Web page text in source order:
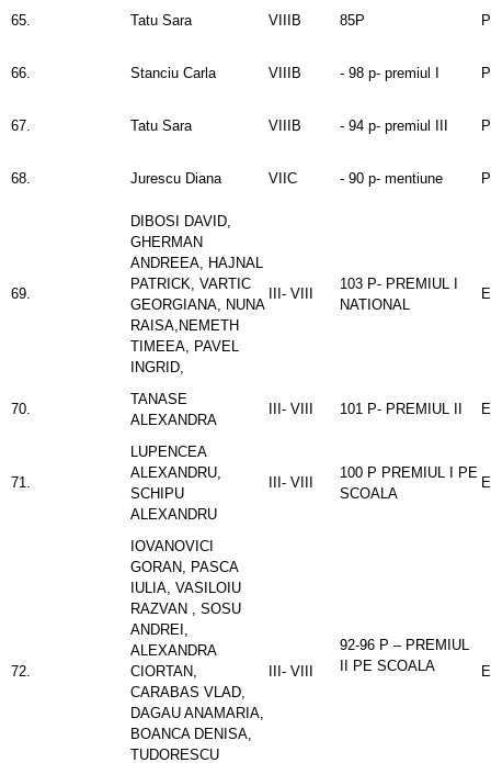
65. Tatu Sara VIIIB 85P
66. Stanciu Carla VIIIB - 98 p- premiul I
67. Tatu Sara VIIIB - 94 p- premiul III
68. Jurescu Diana VIIC - 90 p- mentiune
69.
DIBOSI DAVID,
GHERMAN
ANDREEA, HAJNAL
PATRICK, VARTIC
GEORGIANA, NUNA
RAISA,NEMETH
TIMEEA, PAVEL
INGRID,
III- VIII
103 P- PREMIUL I
NATIONAL
70.
TANASE
ALEXANDRA
III- VIII 101 P- PREMIUL II
71.
LUPENCEA
ALEXANDRU,
SCHIPU
ALEXANDRU
III- VIII
100 P PREMIUL I PE
SCOALA
72.
IOVANOVICI
GORAN, PASCA
IULIA, VASILOIU
RAZVAN , SOSU
ANDREI,
ALEXANDRA
CIORTAN,
CARABAS VLAD,
DAGAU ANAMARIA,
BOANCA DENISA,
TUDORESCU
III- VIII
92-96 P – PREMIUL
II PE SCOALA